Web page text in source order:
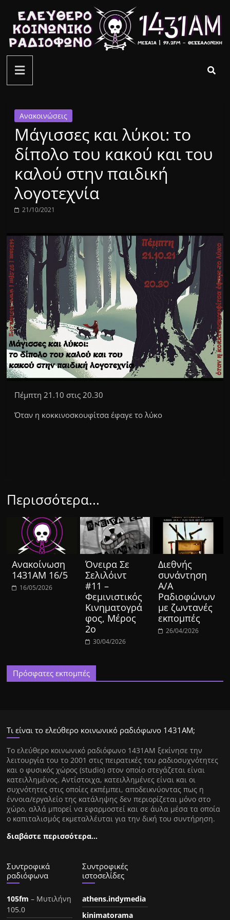
περιεχόμενο
ελεύθερο
κοινωνικό
ραδιόφωνο
1431AM
Ανακοινώσεις
Μάγισσες και λύκοι: το
δίπολο του κακού και του
καλού στην παιδική
λογοτεχνία
21/10/2021
Πέμπτη 21.10 στις 20.30
Όταν η κοκκινοσκουφίτσα έφαγε το λύκο
Περισσότερα...
Ανακοίνωση
1431ΑΜ 16/5
16/05/2026
Όνειρα Σε
Σελιλόιντ
#11 –
Φεμινιστικός
Κινηματογρά
φος, Μέρος
2ο
30/04/2026
Διεθνής
συνάντηση
Α/Α
Ραδιοφώνων
με ζωντανές
εκπομπές
26/04/2026
Πρόσφατες εκπομπές
Τι είναι το ελεύθερο κοινωνικό ραδιόφωνο 1431ΑΜ;
Tο ελεύθερο κοινωνικό ραδιόφωνο 1431AM ξεκίνησε την
λειτουργία του το 2001 στις πειρατικές του ραδιοσυχνότητες
και ο φυσικός χώρος (studio) στον οποίο στεγάζεται είναι
κατειλλημένος. Αντίστοιχα, κατειλλημένες είναι και οι
συχνότητες στις οποίες εκπέμπει, αποδεικνύοντας πως η
έννοια/εργαλείο της κατάληψης δεν περιορίζεται μόνο στο
χώρο, αλλά μπορεί να εφαρμοστεί και σε άυλα μέσα τα οποία
ο καπιταλισμός εκμεταλλέυται για την δική του συντήρηση.
διαβάστε περισσότερα…
Συντροφικά
ραδιόφωνα
105fm – Μυτιλήνη
105.0
Συντροφικές
ιστοσελίδες
athens.indymedia
kinimatorama